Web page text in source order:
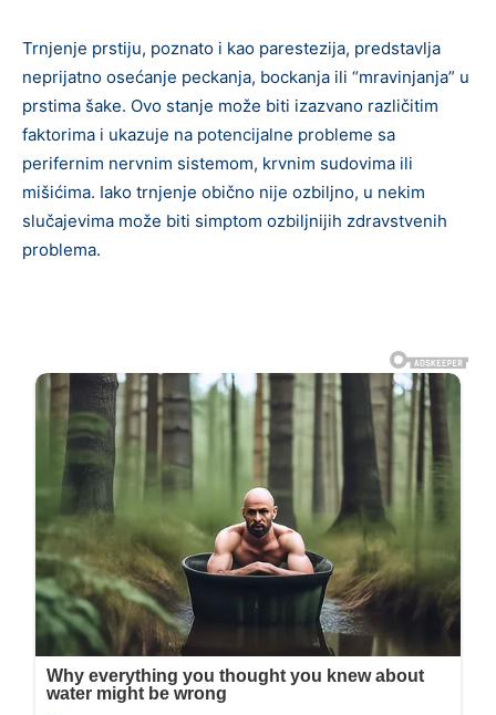
Trnjenje prstiju, poznato i kao parestezija, predstavlja
neprijatno osećanje peckanja, bockanja ili “mravinjanja” u
prstima šake. Ovo stanje može biti izazvano različitim
faktorima i ukazuje na potencijalne probleme sa
perifernim nervnim sistemom, krvnim sudovima ili
mišićima. Iako trnjenje obično nije ozbiljno, u nekim
slučajevima može biti simptom ozbiljnijih zdravstvenih
problema.